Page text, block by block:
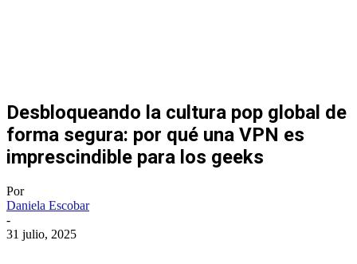
Desbloqueando la cultura pop global de
forma segura: por qué una VPN es
imprescindible para los geeks
Por
Daniela Escobar
-
31 julio, 2025